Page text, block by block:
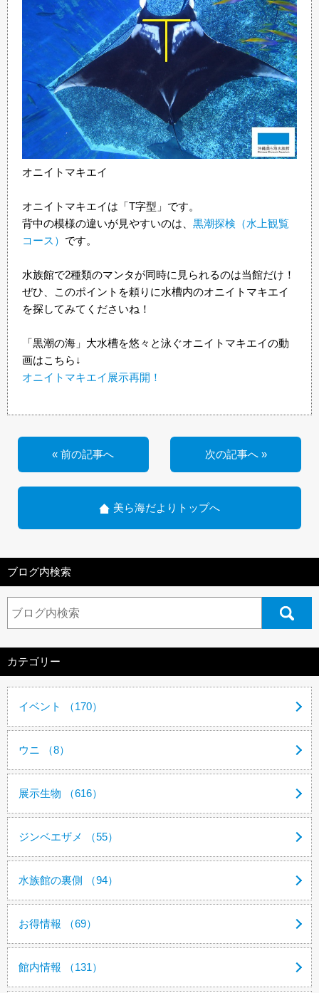
オニイトマキエイ
オニイトマキエイは「T字型」です。
背中の模様の違いが見やすいのは、 黒潮探検（水上観覧
コース） です。
水族館で2種類のマンタが同時に見られるのは当館だけ！
ぜひ、このポイントを頼りに水槽内のオニイトマキエイ
を探してみてくださいね！
「黒潮の海」大水槽を悠々と泳ぐオニイトマキエイの動
画はこちら↓
オニイトマキエイ展示再開！
« 前の記事へ 次の記事へ »
美ら海だよりトップへ
ブログ内検索
カテゴリー
イベント （170）
ウニ （8）
展示生物 （616）
ジンベエザメ （55）
水族館の裏側 （94）
お得情報 （69）
館内情報 （131）